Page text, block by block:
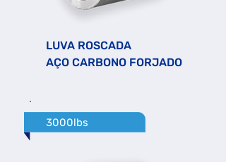
LUVA ROSCADA
AÇO CARBONO FORJADO
3000lbs